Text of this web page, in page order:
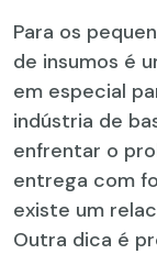
Para os
de insumos é
em especial
indústria de
enfrentar o
entrega com
existe um
Outra dica é